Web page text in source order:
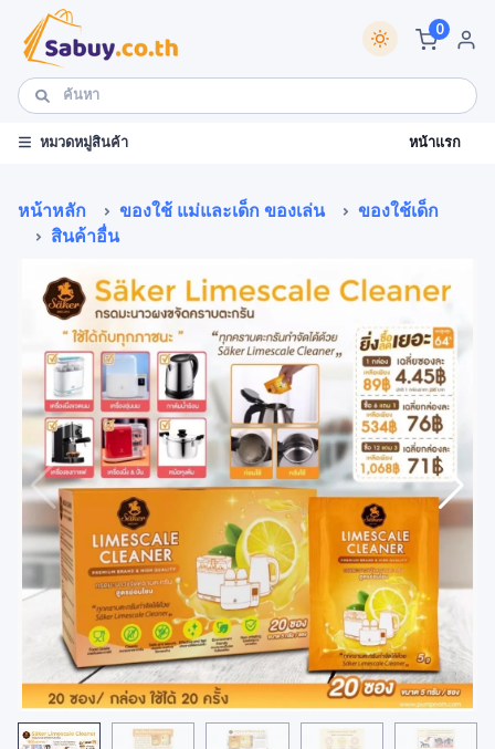
0
หมวดหมู่สินค้า หน้าแรก
หน้าหลัก ของใช้ แม่และเด็ก ของเล่น
ของใช้เด็ก
สินค้าอื่น